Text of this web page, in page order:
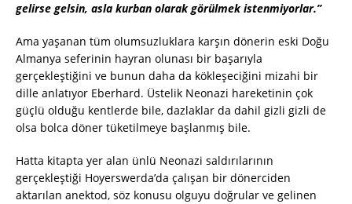
gelirse gelsin, asla kurban olarak görülmek istenmiyorlar.”
Ama yaşanan tüm olumsuzluklara karşın dönerin eski Doğu
Almanya seferinin hayran olunası bir başarıyla
gerçekleştiğini ve bunun daha da kökleşeciğini mizahi bir
dille anlatıyor Eberhard. Üstelik Neonazi hareketinin çok
güçlü olduğu kentlerde bile, dazlaklar da dahil gizli gizli de
olsa bolca döner tüketilmeye başlanmış bile.
Hatta kitapta yer alan ünlü Neonazi saldırılarının
gerçekleştiği Hoyerswerda’da çalışan bir dönerciden
aktarılan anektod, söz konusu olguyu doğrular ve gelinen